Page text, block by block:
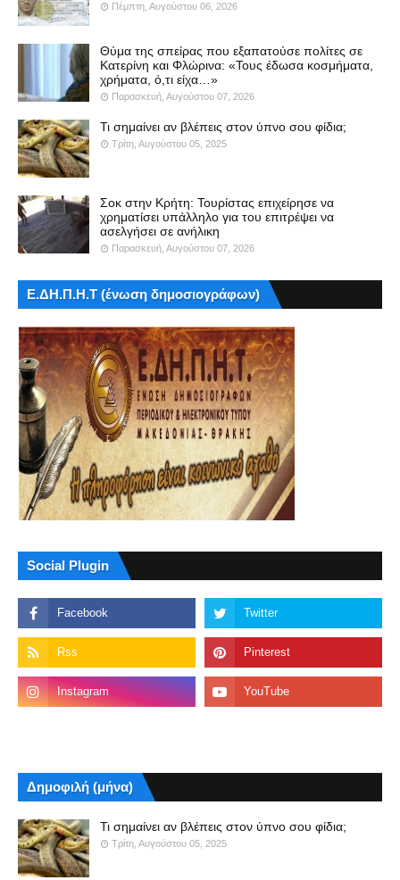
Πέμπτη, Αυγούστου 06, 2026
Θύμα της σπείρας που εξαπατούσε πολίτες σε
Κατερίνη και Φλώρινα: «Τους έδωσα κοσμήματα,
χρήματα, ό,τι είχα…»
Παρασκευή, Αυγούστου 07, 2026
Τι σημαίνει αν βλέπεις στον ύπνο σου φίδια;
Τρίτη, Αυγούστου 05, 2025
Σοκ στην Κρήτη: Τουρίστας επιχείρησε να
χρηματίσει υπάλληλο για του επιτρέψει να
ασελγήσει σε ανήλικη
Παρασκευή, Αυγούστου 07, 2026
Ε.ΔΗ.Π.Η.Τ (ένωση δημοσιογράφων)
Social Plugin
Δημοφιλή (μήνα)
Τι σημαίνει αν βλέπεις στον ύπνο σου φίδια;
Τρίτη, Αυγούστου 05, 2025